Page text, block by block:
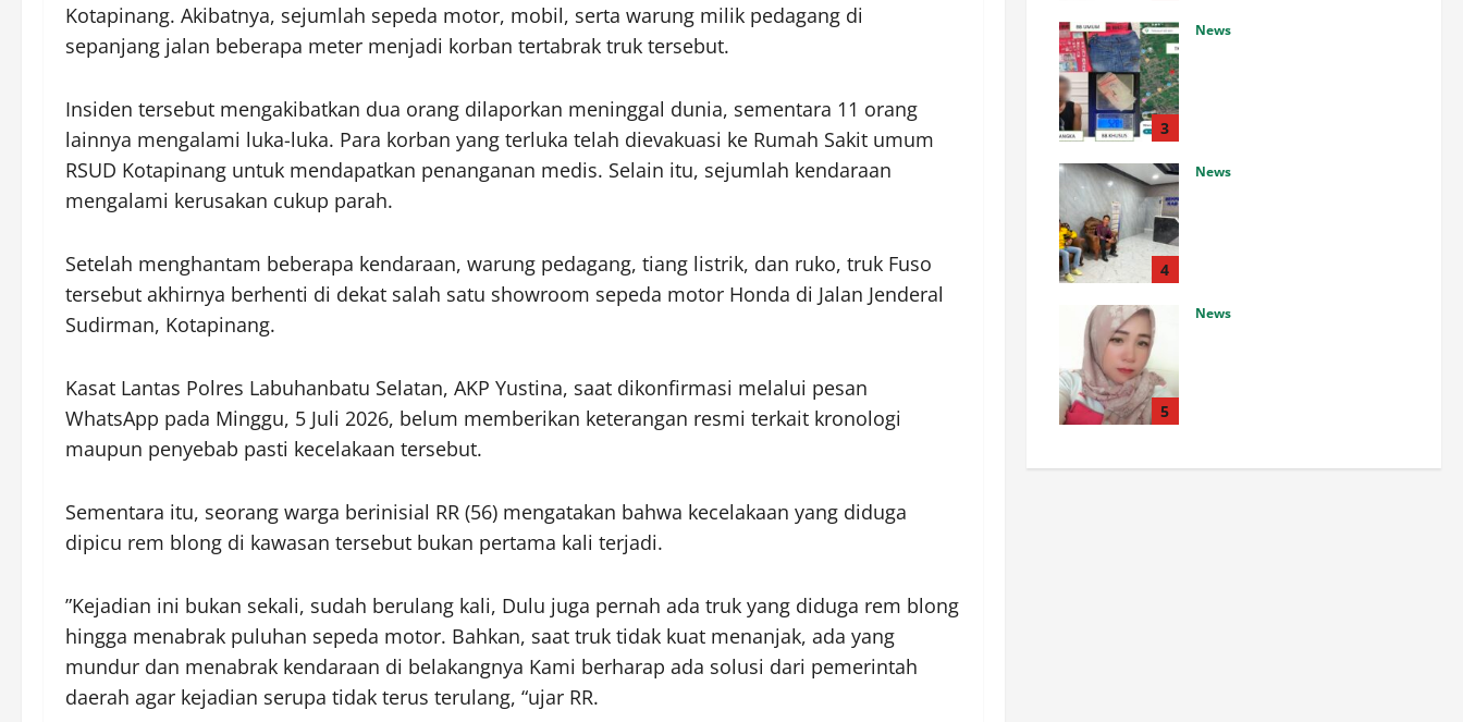
Kotapinang. Akibatnya, sejumlah sepeda motor, mobil, serta warung milik pedagang di
sepanjang jalan beberapa meter menjadi korban tertabrak truk tersebut.
Insiden tersebut mengakibatkan dua orang dilaporkan meninggal dunia, sementara 11 orang
lainnya mengalami luka-luka. Para korban yang terluka telah dievakuasi ke Rumah Sakit umum
RSUD Kotapinang untuk mendapatkan penanganan medis. Selain itu, sejumlah kendaraan
mengalami kerusakan cukup parah.
Setelah menghantam beberapa kendaraan, warung pedagang, tiang listrik, dan ruko, truk Fuso
tersebut akhirnya berhenti di dekat salah satu showroom sepeda motor Honda di Jalan Jenderal
Sudirman, Kotapinang.
Kasat Lantas Polres Labuhanbatu Selatan, AKP Yustina, saat dikonfirmasi melalui pesan
WhatsApp pada Minggu, 5 Juli 2026, belum memberikan keterangan resmi terkait kronologi
maupun penyebab pasti kecelakaan tersebut.
Sementara itu, seorang warga berinisial RR (56) mengatakan bahwa kecelakaan yang diduga
dipicu rem blong di kawasan tersebut bukan pertama kali terjadi.
”Kejadian ini bukan sekali, sudah berulang kali, Dulu juga pernah ada truk yang diduga rem blong
hingga menabrak puluhan sepeda motor. Bahkan, saat truk tidak kuat menanjak, ada yang
mundur dan menabrak kendaraan di belakangnya Kami berharap ada solusi dari pemerintah
daerah agar kejadian serupa tidak terus terulang, “ujar RR.
3
News
4
News
Agustus 8, 2026
5
News